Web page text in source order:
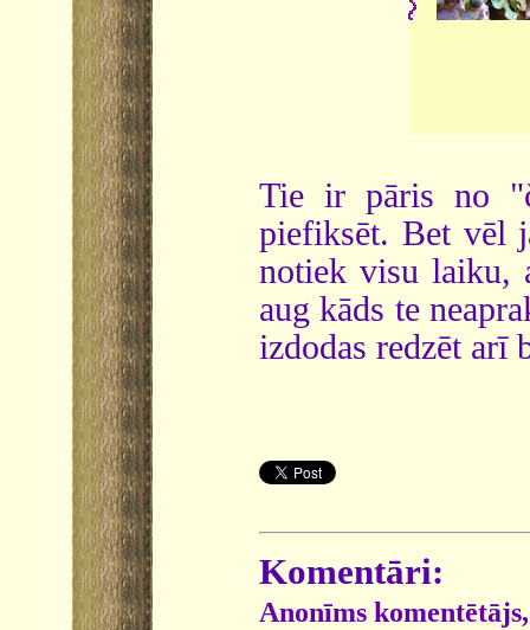
Tie ir pāris no
piefiksēt. Bet vēl
notiek visu laiku,
aug kāds te
izdodas redzēt arī
Komentāri:
Anonīms komentētājs,